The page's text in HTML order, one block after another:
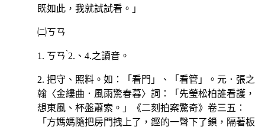
既如此，我就試試看。」
㈡ㄎㄢ
1. ㄎㄢ ˋ2.、4.之讀音。
2. 把守、照料。如：「看門」、「看管」。元．張之
翰〈金縷曲．風雨驚春暮〉詞：「先瑩松柏誰看護，
想東風、杯盤蕭索。」《二刻拍案驚奇》卷三五：
「方媽媽隨把房門拽上了，鏗的一聲下了鎖，隔著板